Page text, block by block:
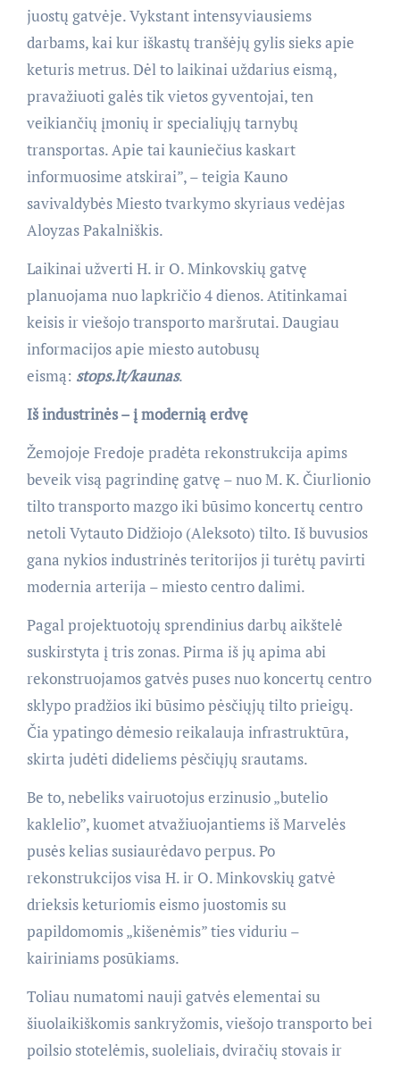
juostų gatvėje. Vykstant intensyviausiems
darbams, kai kur iškastų tranšėjų gylis sieks apie
keturis metrus. Dėl to laikinai uždarius eismą,
pravažiuoti galės tik vietos gyventojai, ten
veikiančių įmonių ir specialiųjų tarnybų
transportas. Apie tai kauniečius kaskart
informuosime atskirai”, – teigia Kauno
savivaldybės Miesto tvarkymo skyriaus vedėjas
Aloyzas Pakalniškis.
Laikinai užverti H. ir O. Minkovskių gatvę
planuojama nuo lapkričio 4 dienos. Atitinkamai
keisis ir viešojo transporto maršrutai. Daugiau
informacijos apie miesto autobusų
eismą: stops.lt/kaunas.
Iš industrinės – į modernią erdvę
Žemojoje Fredoje pradėta rekonstrukcija apims
beveik visą pagrindinę gatvę – nuo M. K. Čiurlionio
tilto transporto mazgo iki būsimo koncertų centro
netoli Vytauto Didžiojo (Aleksoto) tilto. Iš buvusios
gana nykios industrinės teritorijos ji turėtų pavirti
modernia arterija – miesto centro dalimi.
Pagal projektuotojų sprendinius darbų aikštelė
suskirstyta į tris zonas. Pirma iš jų apima abi
rekonstruojamos gatvės puses nuo koncertų centro
sklypo pradžios iki būsimo pėsčiųjų tilto prieigų.
Čia ypatingo dėmesio reikalauja infrastruktūra,
skirta judėti dideliems pėsčiųjų srautams.
Be to, nebeliks vairuotojus erzinusio „butelio
kaklelio”, kuomet atvažiuojantiems iš Marvelės
pusės kelias susiaurėdavo perpus. Po
rekonstrukcijos visa H. ir O. Minkovskių gatvė
drieksis keturiomis eismo juostomis su
papildomomis „kišenėmis” ties viduriu –
kairiniams posūkiams.
Toliau numatomi nauji gatvės elementai su
šiuolaikiškomis sankryžomis, viešojo transporto bei
poilsio stotelėmis, suoleliais, dviračių stovais ir